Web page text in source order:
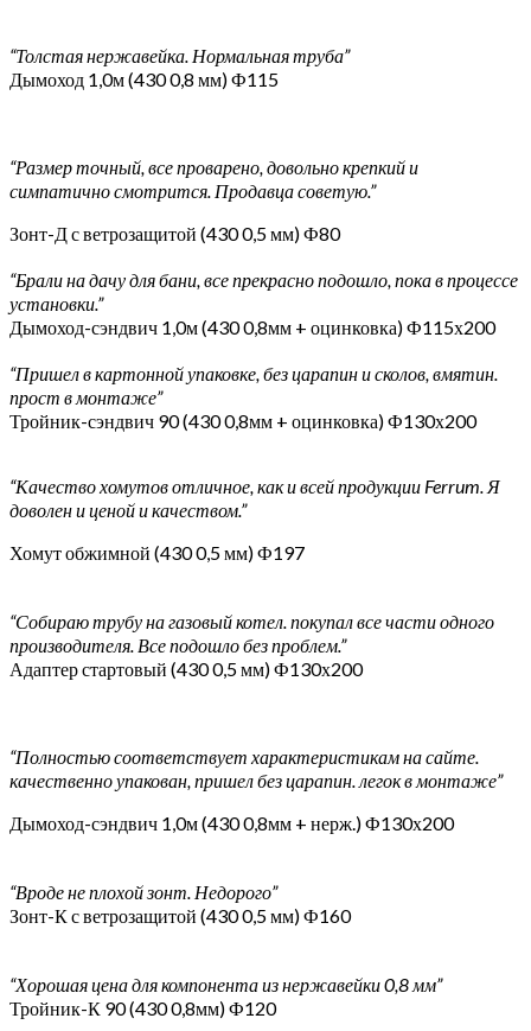
“Толстая нержавейка. Нормальная труба”
Дымоход 1,0м (430 0,8 мм) Ф115
“Размер точный, все проварено, довольно крепкий и
симпатично смотрится. Продавца советую.”
Зонт-Д с ветрозащитой (430 0,5 мм) Ф80
“Брали на дачу для бани, все прекрасно подошло, пока в процессе
установки.”
Дымоход-сэндвич 1,0м (430 0,8мм + оцинковка) Ф115х200
“Пришел в картонной упаковке, без царапин и сколов, вмятин.
прост в монтаже”
Тройник-сэндвич 90 (430 0,8мм + оцинковка) Ф130х200
“Качество хомутов отличное, как и всей продукции Ferrum. Я
доволен и ценой и качеством.”
Хомут обжимной (430 0,5 мм) Ф197
“Собираю трубу на газовый котел. покупал все части одного
производителя. Все подошло без проблем.”
Адаптер стартовый (430 0,5 мм) Ф130х200
“Полностью соответствует характеристикам на сайте.
качественно упакован, пришел без царапин. легок в монтаже”
Дымоход-сэндвич 1,0м (430 0,8мм + нерж.) Ф130х200
“Вроде не плохой зонт. Недорого”
Зонт-К с ветрозащитой (430 0,5 мм) Ф160
“Хорошая цена для компонента из нержавейки 0,8 мм”
Тройник-К 90 (430 0,8мм) Ф120